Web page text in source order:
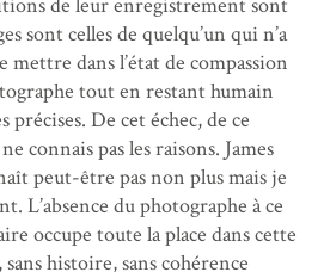
de leur enregistrement sont
sont celles de quelqu’un qui n’a
mettre dans l’état de compassion
tout en restant humain
précises. De cet échec, de ce
connais pas les raisons. James
peut-être pas non plus mais je
L’absence du photographe à ce
occupe toute la place dans cette
sans histoire, sans cohérence